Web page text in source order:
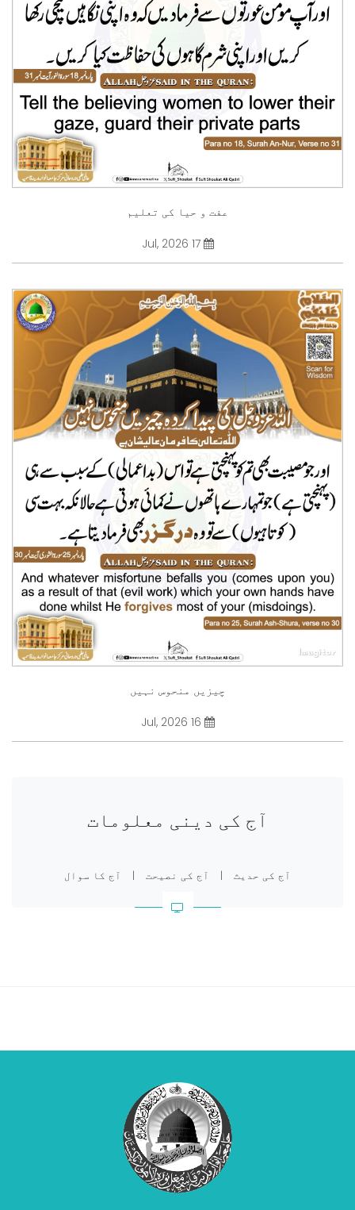
عفت و حیا کی تعلیم
17 Jul, 2026
چیزیں منحوس نہیں
آج کی دینی معلومات
آج کی حدیث | آج کی نصیحت | آج کا سوال